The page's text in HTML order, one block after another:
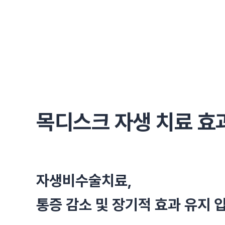
목디스크 자생 치료 효
자생비수술치료,
통증 감소 및 장기적 효과 유지